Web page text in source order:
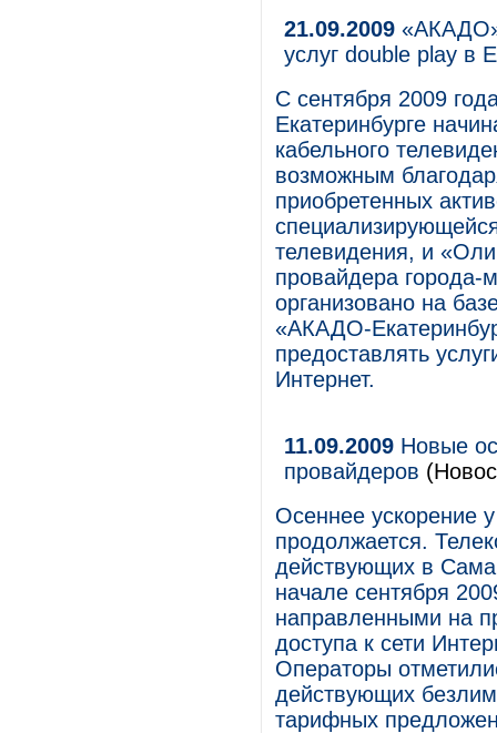
21.09.2009 «АКАДО»
услуг double play в
С сентября 2009
Екатеринбурге
кабельного
возможным
приобретенных
телевидения, и
провайдера города-
организовано на
«АКАДО-
предоставлять
Интернет.
11.09.2009 Новые
провайдеров
Осеннее ускорение
продолжается.
действующих в
начале сентября
направленными на
доступа к сети
Операторы
действующих
тарифных